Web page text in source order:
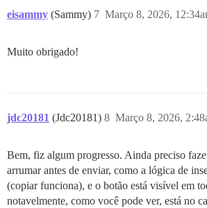
eisammy (Sammy) Março 8, 2026,
7
Muito obrigado!
jdc20181 (Jdc20181) Março 8, 2026,
8
Bem, fiz algum progresso. Ainda preciso
arrumar antes de enviar, como a lógica de
(copiar funciona), e o botão está visível em
notavelmente, como você pode ver, está no